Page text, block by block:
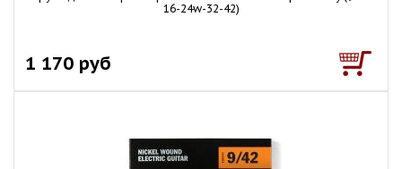
16-24w-32-42)
1 170 руб